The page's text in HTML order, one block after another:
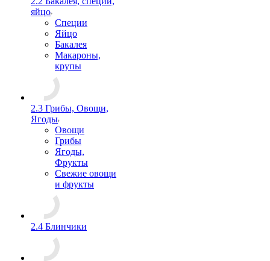
яйцо
Специи
Яйцо
Бакалея
Макароны,
крупы
2.3 Грибы, Овощи,
Ягоды
Овощи
Грибы
Ягоды,
Фрукты
Свежие овощи
и фрукты
2.4 Блинчики